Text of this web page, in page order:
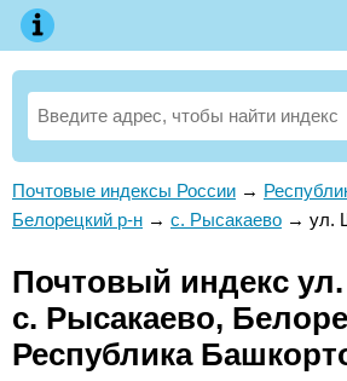
Почтовые индексы России →
Белорецкий р-н → с. Рысакаево → ул.
Почтовый индекс
с. Рысакаево,
Республика